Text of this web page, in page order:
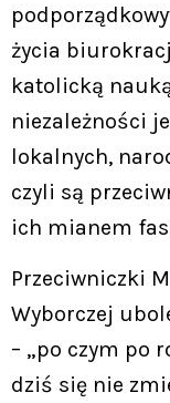
życia
katolicką
niezależności
lokalnych,
czyli są
ich mianem
Przeciwniczki
Wyborczej
– „po czym po
dziś się nie